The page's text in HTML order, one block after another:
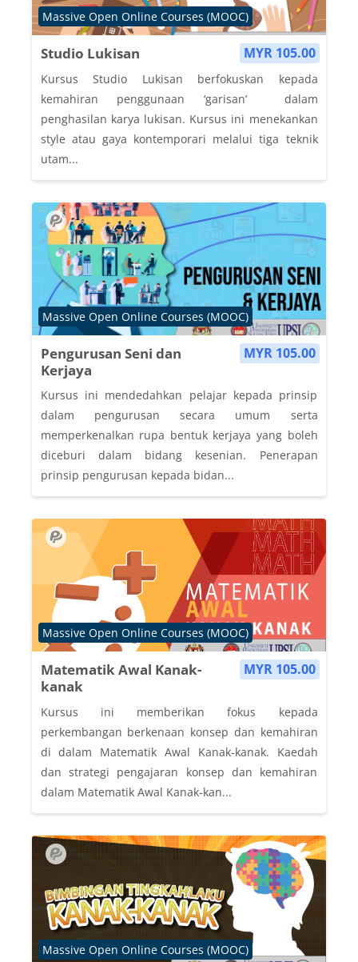
MYR 105.00
Studio Lukisan
Course category
Massive Open Online Courses (MOOC)
Kursus Studio Lukisan berfokuskan kepada
kemahiran penggunaan ‘garisan’ dalam
penghasilan karya lukisan. Kursus ini menekankan
style atau gaya kontemporari melalui tiga teknik
utam...
MYR 105.00
Pengurusan Seni dan
Kerjaya
Course category
Massive Open Online Courses (MOOC)
Kursus ini mendedahkan pelajar kepada prinsip
dalam pengurusan secara umum serta
memperkenalkan rupa bentuk kerjaya yang boleh
diceburi dalam bidang kesenian. Penerapan
prinsip pengurusan kepada bidan...
MYR 105.00
Matematik Awal Kanak-
kanak
Course category
Massive Open Online Courses (MOOC)
Kursus ini memberikan fokus kepada
perkembangan berkenaan konsep dan kemahiran
di dalam Matematik Awal Kanak-kanak. Kaedah
dan strategi pengajaran konsep dan kemahiran
dalam Matematik Awal Kanak-kan...
Course category
Massive Open Online Courses (MOOC)